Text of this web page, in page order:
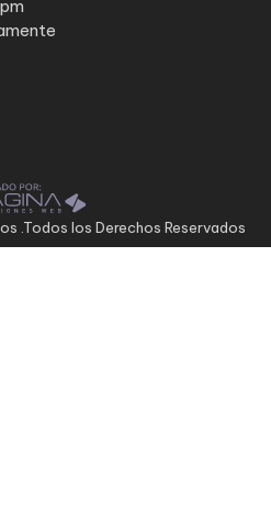
.Todos los Derechos Reservados